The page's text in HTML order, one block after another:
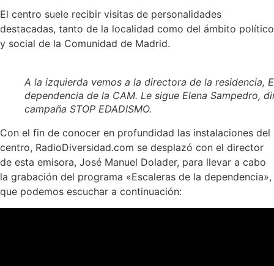
El centro suele recibir visitas de personalidades
destacadas, tanto de la localidad como del ámbito político
y social de la Comunidad de Madrid.
A la izquierda vemos a la directora de la residencia,
dependencia de la CAM. Le sigue Elena Sampedro,
campaña STOP EDADISMO.
Con el fin de conocer en profundidad las instalaciones del
centro, RadioDiversidad.com se desplazó con el director
de esta emisora, José Manuel Dolader, para llevar a cabo
la grabación del programa «Escaleras de la dependencia»,
que podemos escuchar a continuación: